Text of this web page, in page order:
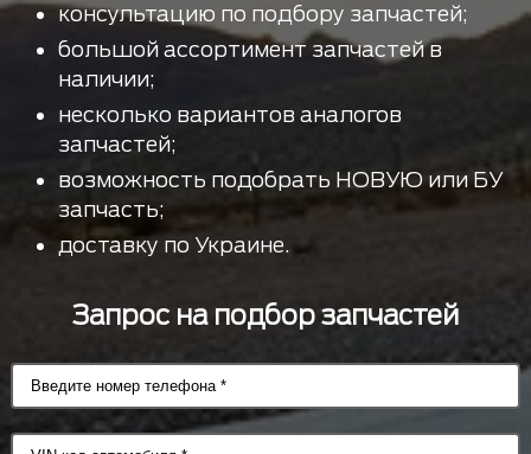
консультацию по подбору запчастей;
большой ассортимент запчастей в
наличии;
несколько вариантов аналогов
запчастей;
возможность подобрать НОВУЮ или БУ
запчасть;
доставку по Украине.
Запрос на подбор запчастей